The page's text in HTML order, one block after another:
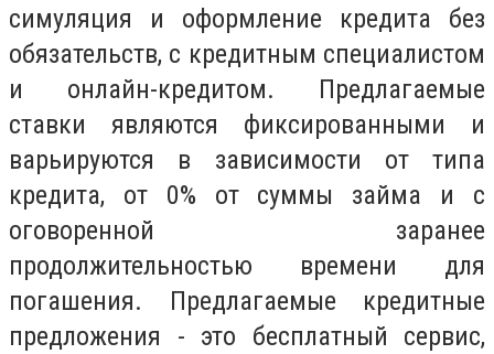
симуляция и оформление кредита без
обязательств, с кредитным специалистом
и онлайн-кредитом. Предлагаемые
ставки являются фиксированными и
варьируются в зависимости от типа
кредита, от 0% от суммы займа и с
оговоренной заранее
продолжительностью времени для
погашения. Предлагаемые кредитные
предложения - это бесплатный сервис,